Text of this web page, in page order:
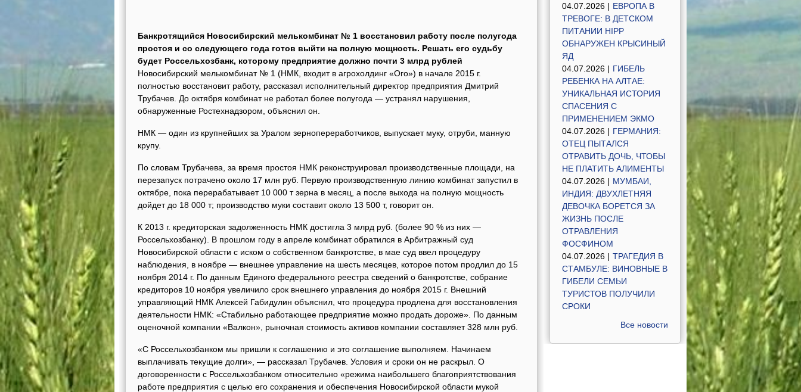
Банкротящийся Новосибирский мелькомбинат № 1 восстановил работу после полугода
простоя и со следующего года готов выйти на полную мощность. Решать его судьбу
будет Россельхозбанк, которому предприятие должно почти 3 млрд рублей
Новосибирский мелькомбинат № 1 (НМК, входит в агрохолдинг «Ого») в начале 2015 г.
полностью восстановит работу, рассказал исполнительный директор предприятия Дмитрий
Трубачев. До октября комбинат не работал более полугода — устранял нарушения,
обнаруженные Ростехнадзором, объяснил он.
НМК — один из крупнейших за Уралом зернопереработчиков, выпускает муку, отруби, манную
крупу.
По словам Трубачева, за время простоя НМК реконструировал производственные площади, на
перезапуск потрачено около 17 млн руб. Первую производственную линию комбинат запустил в
октябре, пока перерабатывает 10 000 т зерна в месяц, а после выхода на полную мощность
дойдет до 18 000 т; производство муки составит около 13 500 т, говорит он.
К 2013 г. кредиторская задолженность НМК достигла 3 млрд руб. (более 90 % из них —
Россельхозбанку). В прошлом году в апреле комбинат обратился в Арбитражный суд
Новосибирской области с иском о собственном банкротстве, в мае суд ввел процедуру
наблюдения, в ноябре — внешнее управление на шесть месяцев, которое потом продлил до 15
ноября 2014 г. По данным Единого федерального реестра сведений о банкротстве, собрание
кредиторов 10 ноября увеличило срок внешнего управления до ноября 2015 г. Внешний
управляющий НМК Алексей Габидулин объяснил, что процедура продлена для восстановления
деятельности НМК: «Стабильно работающее предприятие можно продать дороже». По данным
оценочной компании «Валкон», рыночная стоимость активов компании составляет 328 млн руб.
«С Россельхозбанком мы пришли к соглашению и это соглашение выполняем. Начинаем
выплачивать текущие долги», — рассказал Трубачев. Условия и сроки он не раскрыл. О
договоренности с Россельхозбанком относительно «режима наибольшего благоприятствования
работе предприятия с целью его сохранения и обеспечения Новосибирской области мукой
04.07.2026 | ЕВРОПА В
ТРЕВОГЕ: В ДЕТСКОМ
ПИТАНИИ HIPP
ОБНАРУЖЕН КРЫСИНЫЙ
ЯД
04.07.2026 | ГИБЕЛЬ
РЕБЕНКА НА АЛТАЕ:
УНИКАЛЬНАЯ ИСТОРИЯ
СПАСЕНИЯ С
ПРИМЕНЕНИЕМ ЭКМО
04.07.2026 | ГЕРМАНИЯ:
ОТЕЦ ПЫТАЛСЯ
ОТРАВИТЬ ДОЧЬ, ЧТОБЫ
НЕ ПЛАТИТЬ АЛИМЕНТЫ
04.07.2026 | МУМБАИ,
ИНДИЯ: ДВУХЛЕТНЯЯ
ДЕВОЧКА БОРЕТСЯ ЗА
ЖИЗНЬ ПОСЛЕ
ОТРАВЛЕНИЯ
ФОСФИНОМ
04.07.2026 | ТРАГЕДИЯ В
СТАМБУЛЕ: ВИНОВНЫЕ В
ГИБЕЛИ СЕМЬИ
ТУРИСТОВ ПОЛУЧИЛИ
СРОКИ
Все новости